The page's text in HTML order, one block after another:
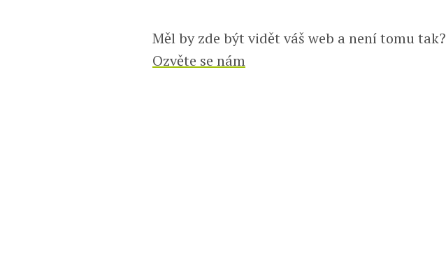
Měl by zde být vidět váš web a není tomu tak?
Ozvěte se nám